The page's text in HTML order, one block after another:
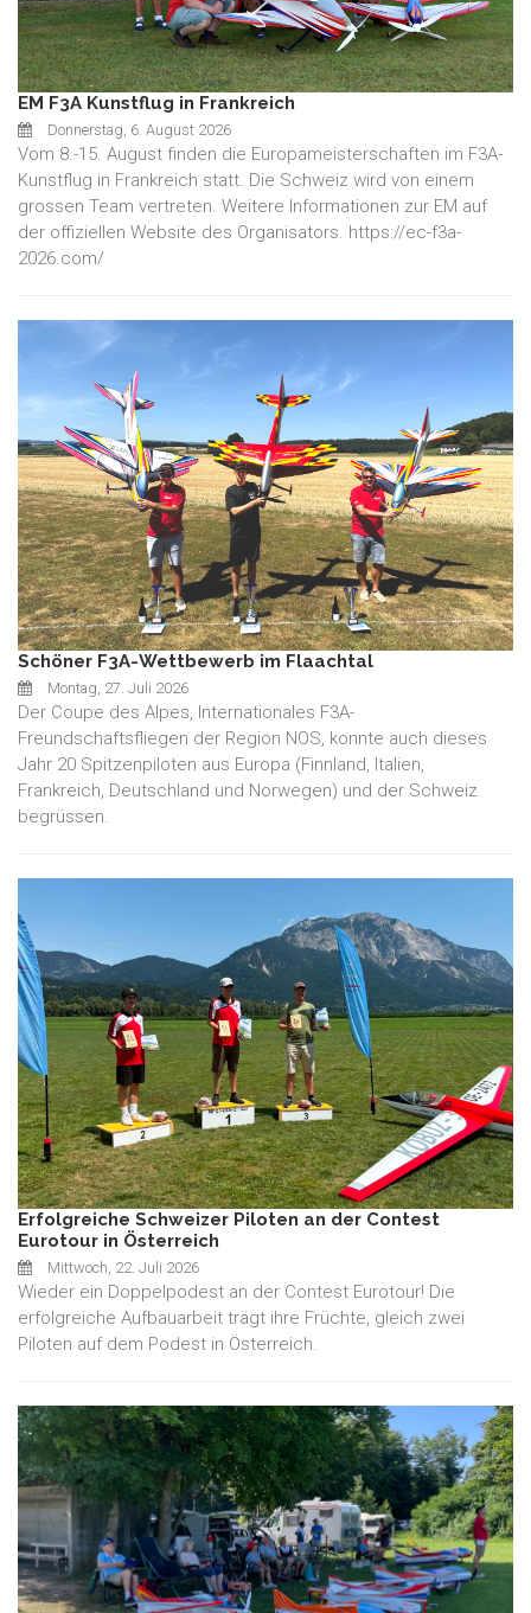
EM F3A Kunstflug in Frankreich
Donnerstag, 6. August 2026
Vom 8.-15. August finden die Europameisterschaften im F3A-
Kunstflug in Frankreich statt. Die Schweiz wird von einem
grossen Team vertreten. Weitere Informationen zur EM auf
der offiziellen Website des Organisators. https://ec-f3a-
2026.com/
Schöner F3A-Wettbewerb im Flaachtal
Montag, 27. Juli 2026
Der Coupe des Alpes, Internationales F3A-
Freundschaftsfliegen der Region NOS, konnte auch dieses
Jahr 20 Spitzenpiloten aus Europa (Finnland, Italien,
Frankreich, Deutschland und Norwegen) und der Schweiz
begrüssen.
Erfolgreiche Schweizer Piloten an der Contest
Eurotour in Österreich
Mittwoch, 22. Juli 2026
Wieder ein Doppelpodest an der Contest Eurotour! Die
erfolgreiche Aufbauarbeit trägt ihre Früchte, gleich zwei
Piloten auf dem Podest in Österreich.